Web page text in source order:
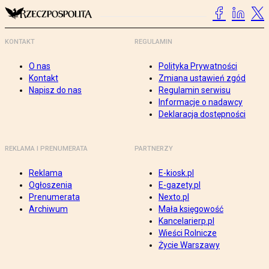
KONTAKT
O nas
Kontakt
Napisz do nas
REGULAMIN
Polityka Prywatności
Zmiana ustawień zgód
Regulamin serwisu
Informacje o nadawcy
Deklaracja dostępności
REKLAMA I PRENUMERATA
Reklama
Ogłoszenia
Prenumerata
Archiwum
PARTNERZY
E-kiosk.pl
E-gazety.pl
Nexto.pl
Mała księgowość
Kancelarierp.pl
Wieści Rolnicze
Życie Warszawy